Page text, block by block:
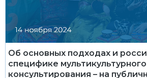
Об основных подходах и
специфике мультикультурного
консультирования – на